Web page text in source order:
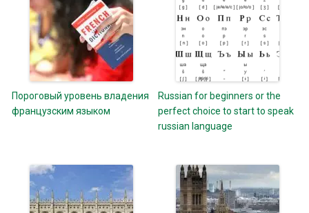
Пороговый уровень владения
французским языком
Russian for beginners or the
perfect choice to start to speak
russian language